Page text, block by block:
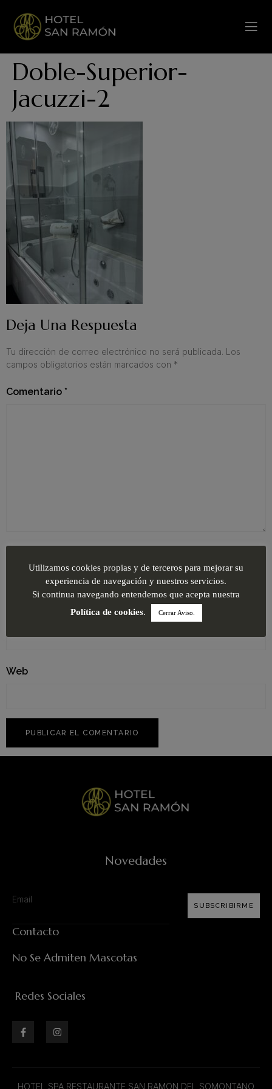
Doble-Superior-
Jacuzzi-2
Deja Una Respuesta
Tu dirección de correo electrónico no será publicada. Los
campos obligatorios están marcados con *
Comentario *
Correo electrónico*
Web
Novedades
SUBSCRIBIRME
Contacto
No Se Admiten Mascotas
Redes Sociales
HOTEL SPA RESTAURANTE SAN RAMON DEL SOMONTANO
Utilizamos cookies propias y de terceros para mejorar su
experiencia de navegación y nuestros servicios.
Si continua navegando entendemos que acepta nuestra
Política de cookies. Cerrar Aviso.